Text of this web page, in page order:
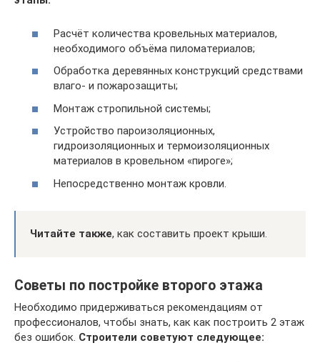
Расчёт количества кровельных материалов,
необходимого объёма пиломатериалов;
Обработка деревянных конструкций средствами
влаго- и пожарозащиты;
Монтаж стропильной системы;
Устройство пароизоляционных,
гидроизоляционных и термоизоляционных
материалов в кровельном «пироге»;
Непосредственно монтаж кровли.
Читайте также, как составить проект крыши.
Советы по постройке второго этажа
Необходимо придерживаться рекомендациям от
профессионалов, чтобы знать, как как построить 2 этаж
без ошибок. Строители советуют следующее: